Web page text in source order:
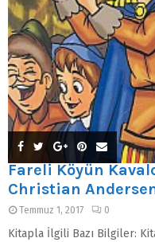
Fareli Köyün
Christian
Temmuz 1, 2017 0
Kitapla İlgili Bazı Bilgiler: